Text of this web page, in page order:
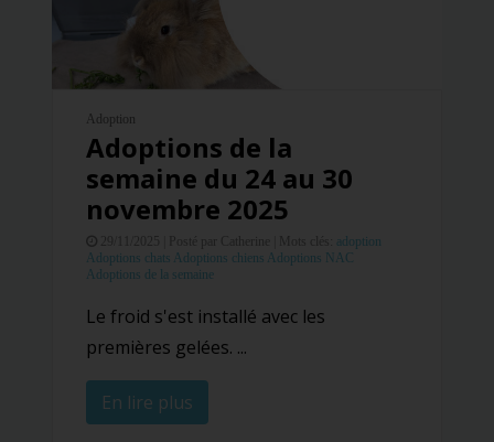
Adoption
Adoptions de la
semaine du 24 au 30
novembre 2025
Posté par Catherine |
adoption
Adoptions chats Adoptions chiens Adoptions NAC
Adoptions de la semaine
Le froid s'est installé avec les
premières gelées. ...
En lire plus